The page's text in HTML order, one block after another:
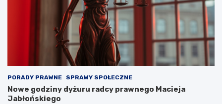
PORADY PRAWNE SPRAWY SPOŁECZNE
Nowe godziny dyżuru radcy prawnego Macieja
Jabłońskiego